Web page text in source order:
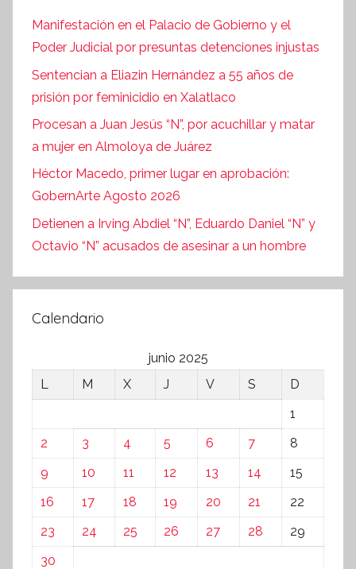
Manifestación en el Palacio de Gobierno y el
Poder Judicial por presuntas detenciones injustas
Sentencian a Eliazin Hernández a 55 años de
prisión por feminicidio en Xalatlaco
Procesan a Juan Jesús “N”, por acuchillar y matar
a mujer en Almoloya de Juárez
Héctor Macedo, primer lugar en aprobación:
GobernArte Agosto 2026
Detienen a Irving Abdiel “N”, Eduardo Daniel “N” y
Octavio “N” acusados de asesinar a un hombre
Calendario
junio 2025
L
M X J V S
D
1
2
3 4 5 6 7
8
9
10 11 12 13 14
15
16
17 18 19 20 21
22
23
24 25 26 27 28
29
30